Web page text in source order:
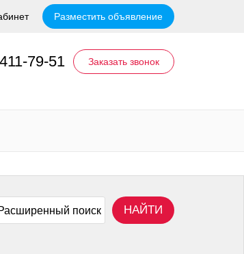
Разместить объявление
79-51 Заказать звонок
поиск НАЙТИ